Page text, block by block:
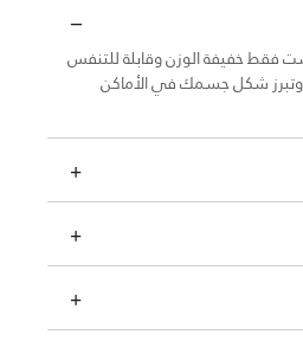
فقط خفيفة الوزن وقابلة للتنفس
وتبرز شكل جسمك في الأماكن